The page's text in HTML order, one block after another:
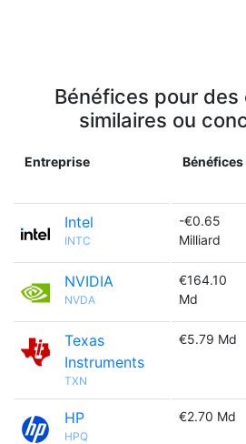
Bénéfices pour des
similaires ou
Entreprise Bénéfices
Intel
INTC
-€0.65
Milliard
NVIDIA
NVDA
€164.10
Md
Texas
Instruments
TXN
€5.79 Md
HP
HPQ
€2.70 Md